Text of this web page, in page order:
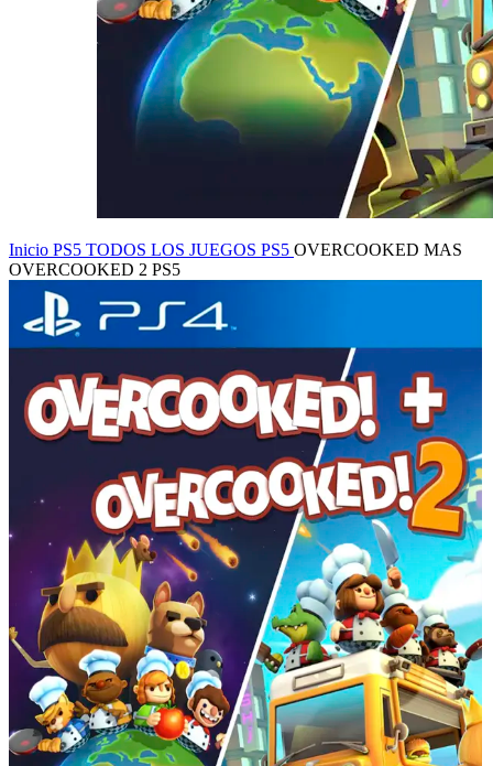
Inicio PS5 TODOS LOS JUEGOS PS5 OVERCOOKED MAS
OVERCOOKED 2 PS5